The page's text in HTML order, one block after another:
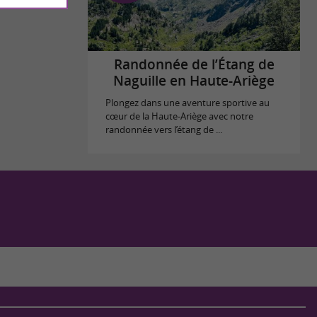
Randonnée de l’Étang de
Naguille en Haute-Ariège
Plongez dans une aventure sportive au
cœur de la Haute-Ariège avec notre
randonnée vers l’étang de ...